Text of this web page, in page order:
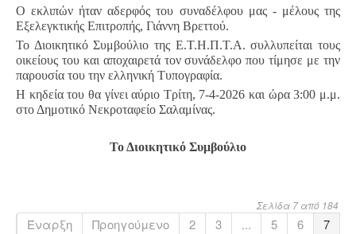
Ο εκλιπών ήταν αδερφός του συναδέλφου μας - μέλους της
Εξελεγκτικής Επιτροπής, Γιάννη Βρεττού.
Το Διοικητικό Συμβούλιο της Ε.Τ.Η.Π.Τ.Α. συλλυπείται τους
οικείους του και αποχαιρετά τον συνάδελφο που τίμησε με την
παρουσία του την ελληνική Τυπογραφία.
Η κηδεία του θα γίνει αύριο Τρίτη, 7-4-2026 και ώρα 3:00 μ.μ.
στο Δημοτικό Νεκροταφείο Σαλαμίνας.
Το Διοικητικό Συμβούλιο
Σελίδα 7 από 184
Έναρξη Προηγούμενο 2 3 ... 5 6
7